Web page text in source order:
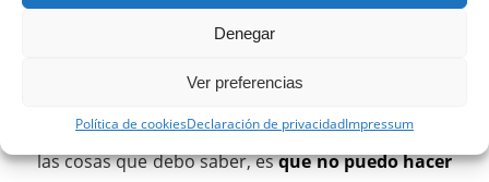
Denegar
Ver preferencias
Política de cookiesDeclaración de privacidadImpressum
zonas urbanas, no poner en peligro a terceros, no
volar dronesdonde se realicen otro
aeródromos o helipuertos, entre otros. Otras de
las cosas que debo saber, esque no puedo hacer